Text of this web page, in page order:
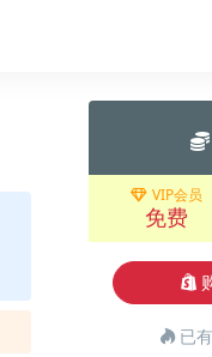
VIP会员
免费
已有